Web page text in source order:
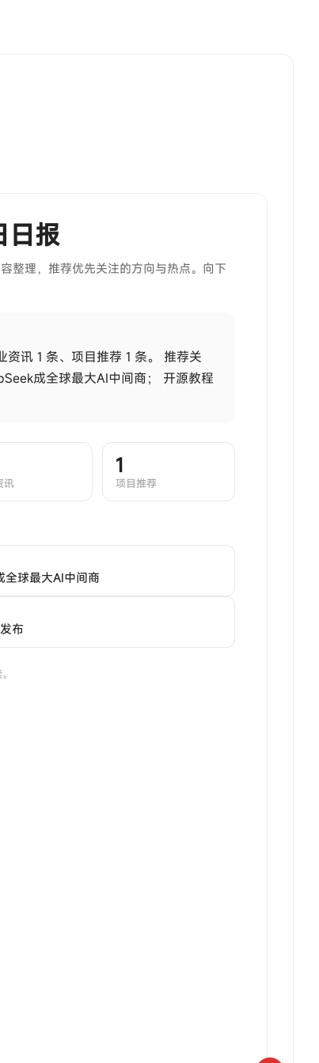
日报
整理，推荐优先关注的方向与热点。向下
讯 1 条、项目推荐 1 条。
推荐关
成全球最大AI中间商；
开源教程
讯
1
项目推荐
球最大AI中间商
布